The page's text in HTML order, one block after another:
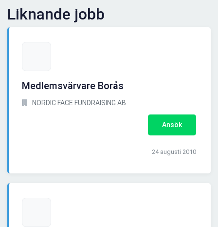
Liknande jobb
Medlemsvärvare Borås
NORDIC FACE FUNDRAISING AB
Ansök
24 augusti 2010